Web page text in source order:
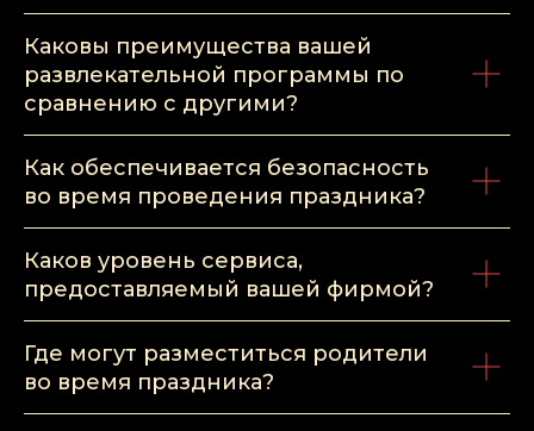
Каковы преимущества вашей
развлекательной программы по
сравнению с другими?
Как обеспечивается безопасность
во время проведения праздника?
Каков уровень сервиса,
предоставляемый вашей фирмой?
Где могут разместиться родители
во время праздника?